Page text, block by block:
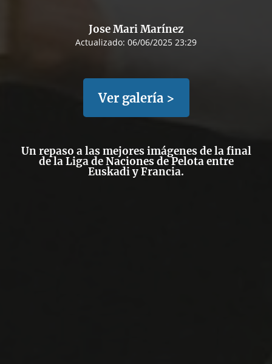
Jose Mari Marínez
Actualizado: 06/06/2025 23:29
Ver galería >
Un repaso a las mejores imágenes de la final
de la Liga de Naciones de Pelota entre
Euskadi y Francia.